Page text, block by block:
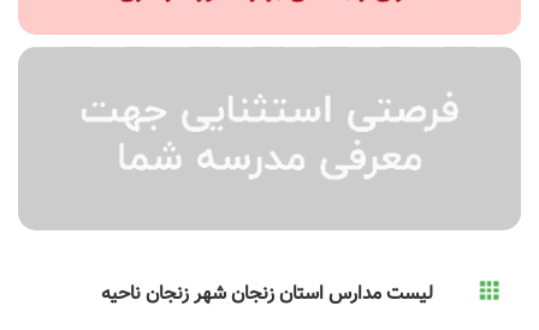
پیش دبستانی
لیست مدارس استان زنجان شهر زنجان ناحیه